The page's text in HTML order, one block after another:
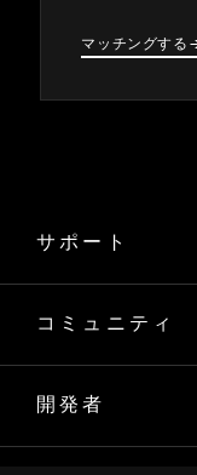
マ⁠ッチングする
→
サポート
コミュニティ
開発者